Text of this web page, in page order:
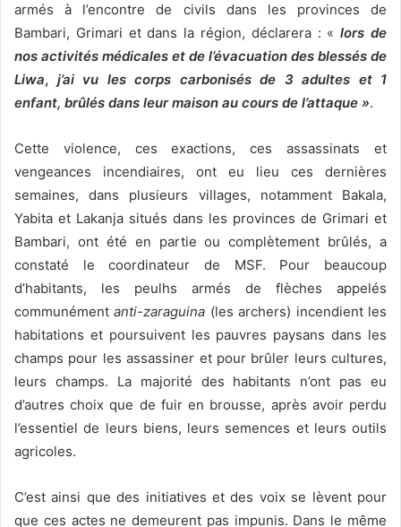
armés à l’encontre de civils dans les provinces de
Bambari, Grimari et dans la région, déclarera : «lors de
nos activités médicales et de l’évacuation des blessés de
Liwa, j’ai vu les corps carbonisés de 3 adultes et 1
enfant, brûlés dans leur maison au cours de l’attaque ».
Cette violence, ces exactions, ces assassinats et
vengeances incendiaires, ont eu lieu ces dernières
semaines, dans plusieurs villages, notamment Bakala,
Yabita et Lakanja situés dans les provinces de Grimari et
Bambari, ont été en partie ou complètement brûlés, a
constaté le coordinateur de MSF. Pour beaucoup
d’habitants, les peulhs armés de flèches appelés
communémentanti-zaraguina (les archers) incendient les
habitations et poursuivent les pauvres paysans dans les
champs pour les assassiner et pour brûler leurs cultures,
leurs champs. La majorité des habitants n’ont pas eu
d’autres choix que de fuir en brousse, après avoir perdu
l’essentiel de leurs biens, leurs semences et leurs outils
agricoles.
C’est ainsi que des initiatives et des voix se lèvent pour
que ces actes ne demeurent pas impunis. Dans le même